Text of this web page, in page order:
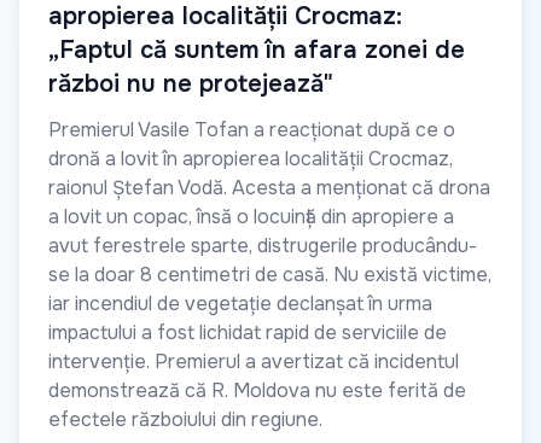
apropierea localității Crocmaz:
„Faptul că suntem în afara zonei de
război nu ne protejează"
Premierul Vasile Tofan a reacționat după ce o
dronă a lovit în apropierea localității Crocmaz,
raionul Ștefan Vodă. Acesta a menționat că drona
a lovit un copac, însă o locuință din apropiere a
avut ferestrele sparte, distrugerile producându-
se la doar 8 centimetri de casă. Nu există victime,
iar incendiul de vegetație declanșat în urma
impactului a fost lichidat rapid de serviciile de
intervenție. Premierul a avertizat că incidentul
demonstrează că R. Moldova nu este ferită de
efectele războiului din regiune.